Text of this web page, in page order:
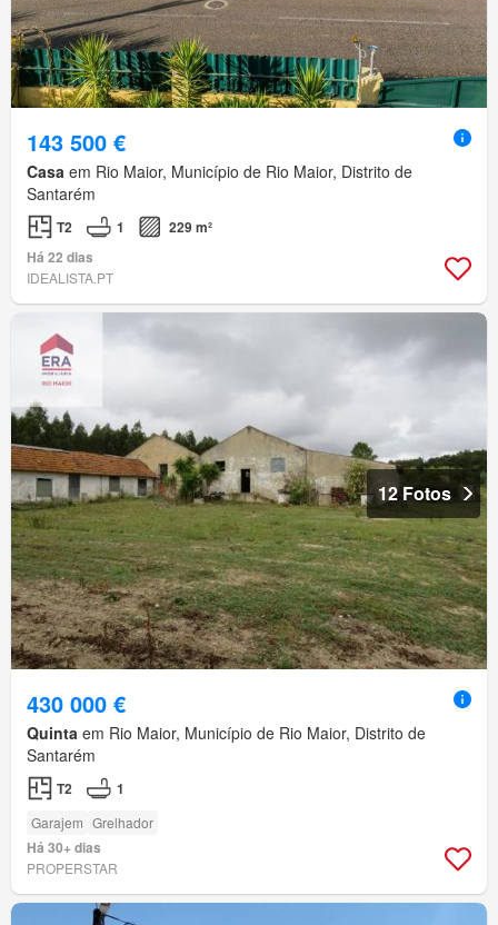
143 500 €
Casa em Rio Maior, Município de Rio Maior, Distrito de
Santarém
T2 1
229 m²
Há 22 dias
IDEALISTA.PT
12 Fotos
430 000 €
Quinta em Rio Maior, Município de Rio Maior, Distrito de
Santarém
T2 1
Garajem Grelhador
Há 30+ dias
PROPERSTAR